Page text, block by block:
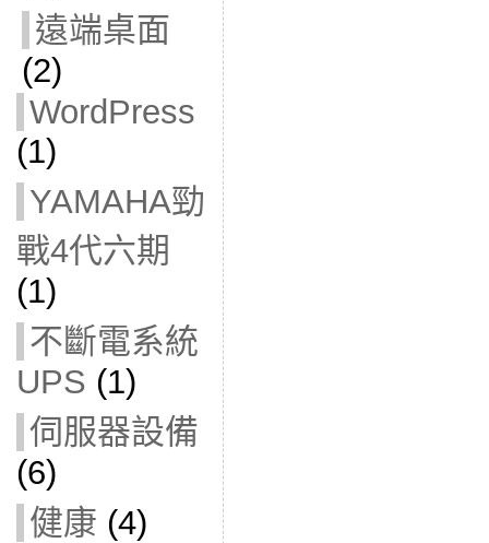
遠端桌面
(2)
WordPress
(1)
YAMAHA勁
戰4代六期
(1)
不斷電系統
UPS (1)
伺服器設備
(6)
健康 (4)